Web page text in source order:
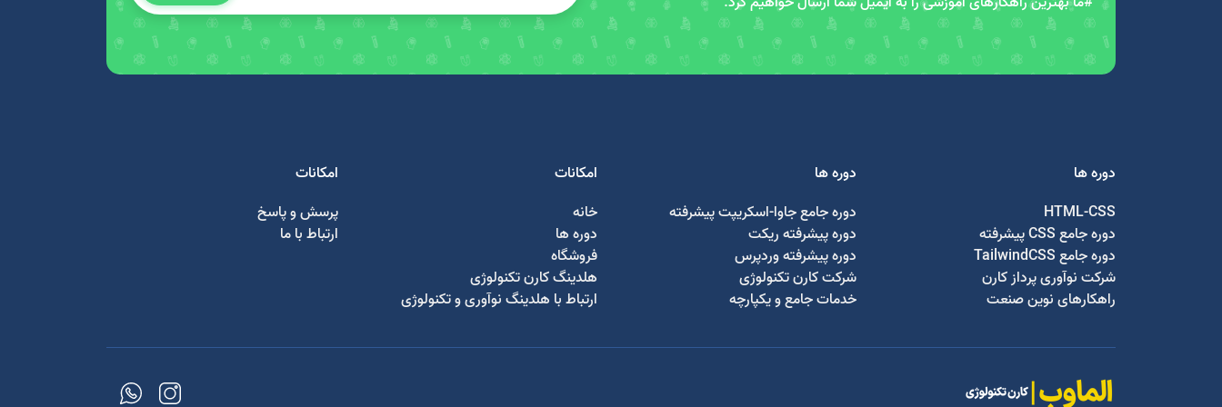
دوره ها
HTML-CSS
دوره جامع CSS پیشرفته
دوره جامع TailwindCSS
شرکت نوآوری پرداز کارن
راهکارهای نوین صنعت
دوره ها
دوره جامع جاوا-اسکریپت پیشرفته
دوره پیشرفته ریکت
دوره پیشرفته وردپرس
شرکت کارن تکنولوژی
خدمات جامع و یکپارچه
امکانات
خانه
دوره ها
فروشگاه
هلدینگ کارن تکنولوژی
ارتباط با هلدینگ نوآوری و تکنولوژی
امکانات
پرسش و پاسخ
ارتباط با ما